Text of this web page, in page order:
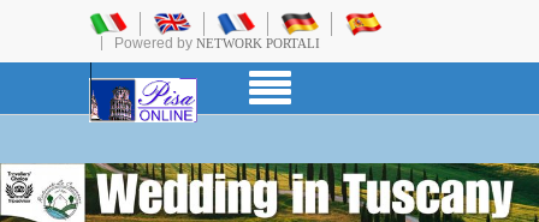
Powered by NETWORK PORTALI